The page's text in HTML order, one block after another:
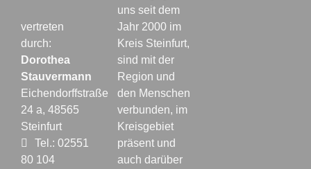
vertreten
durch:
Dorothea
Stauvermann
Eichendorffstraße
24 a, 48565
Steinfurt
Tel.: 02551
80 104
uns seit dem
Jahr 2000 im
Kreis Steinfurt,
sind mit der
Region und
den Menschen
verbunden, im
Kreisgebiet
präsent und
auch darüber